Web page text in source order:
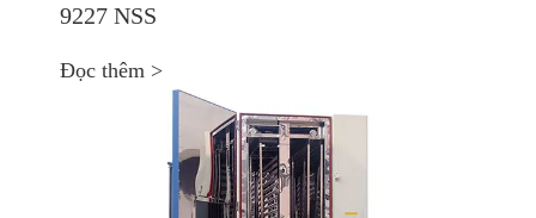
9227 NSS
Đọc thêm >